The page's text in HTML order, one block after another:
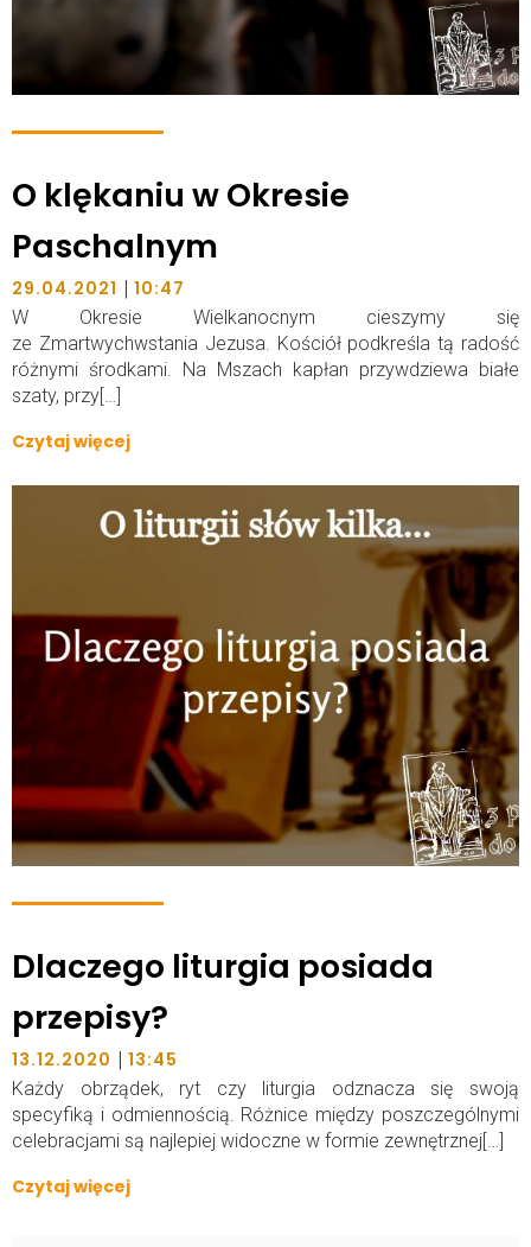
O klękaniu w Okresie
Paschalnym
29.04.2021 | 10:47
W Okresie Wielkanocnym cieszymy się
ze Zmartwychwstania Jezusa. Kościół podkreśla tą radość
różnymi środkami. Na Mszach kapłan przywdziewa białe
szaty, przy[…]
Czytaj więcej
Dlaczego liturgia posiada
przepisy?
13.12.2020 | 13:45
Każdy obrządek, ryt czy liturgia odznacza się swoją
specyfiką i odmiennością. Różnice między poszczególnymi
celebracjami są najlepiej widoczne w formie zewnętrznej[…]
Czytaj więcej